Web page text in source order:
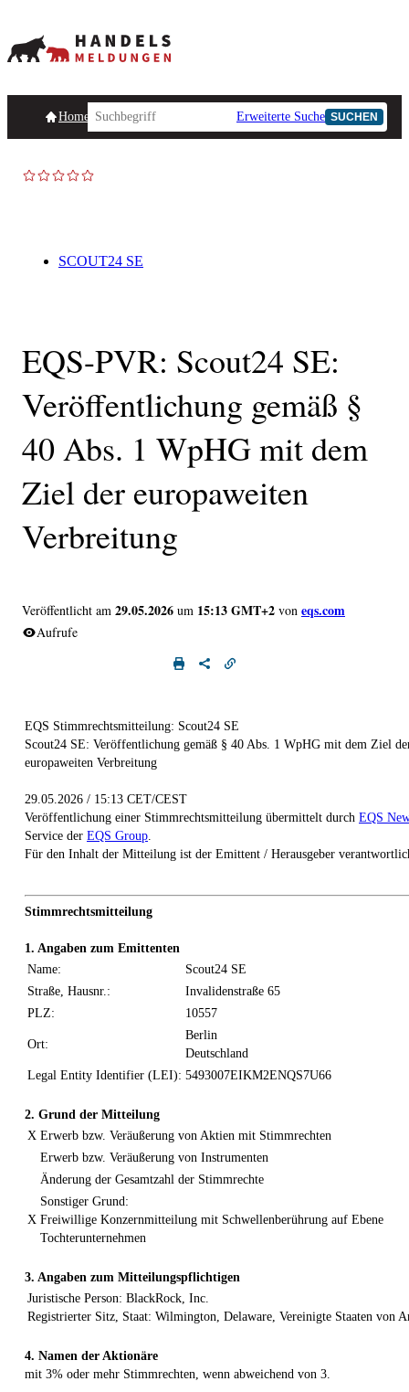
HomepageHandelsmeldungen Ad-Hoc-Meldungen
Erweiterte Suche SUCHEN
SCOUT24 SE
EQS-PVR: Scout24 SE:
Veröffentlichung gemäß §
40 Abs. 1 WpHG mit dem
Ziel der europaweiten
Verbreitung
Veröffentlicht am 29.05.2026 um 15:13 GMT+2 von eqs.com
Aufrufe
EQS Stimmrechtsmitteilung: Scout24 SE
Scout24 SE: Veröffentlichung gemäß § 40 Abs. 1 WpHG mit dem Ziel
europaweiten Verbreitung
29.05.2026 / 15:13 CET/CEST
Veröffentlichung einer Stimmrechtsmitteilung übermittelt durch EQS
Service der EQS Group
Für den Inhalt der Mitteilung ist der Emittent / Herausgeber
Stimmrechtsmitteilung
1. Angaben zum Emittenten
Name:
Scout24 SE
Straße, Hausnr.:
Invalidenstraße 65
PLZ:
10557
Ort:
Berlin
Deutschland
Legal Entity Identifier (LEI): 5493007EIKM2ENQS7U66
2. Grund der Mitteilung
X Erwerb bzw. Veräußerung von Aktien mit Stimmrechten
Erwerb bzw. Veräußerung von Instrumenten
Änderung der Gesamtzahl der Stimmrechte
X
Sonstiger Grund:
Freiwillige Konzernmitteilung mit Schwellenberührung auf Ebene
Tochterunternehmen
3. Angaben zum Mitteilungspflichtigen
Juristische Person: BlackRock, Inc.
Registrierter Sitz, Staat: Wilmington, Delaware, Vereinigte Staaten von
4. Namen der Aktionäre
mit 3% oder mehr Stimmrechten, wenn abweichend von 3.